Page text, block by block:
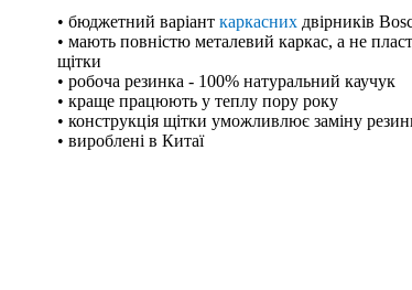
• бюджетний варіант каркасних двірників
• мають повністю металевий каркас, а не
щітки
• робоча резинка - 100% натуральний каучук
• краще працюють у теплу пору року
• конструкція щітки уможливлює заміну
• вироблені в Китаї